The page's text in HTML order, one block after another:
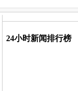
24小时新闻排行榜